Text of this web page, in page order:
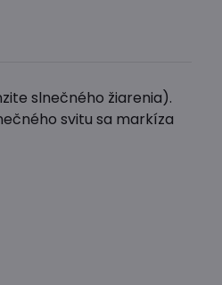
slnečného žiarenia).
svitu sa markíza